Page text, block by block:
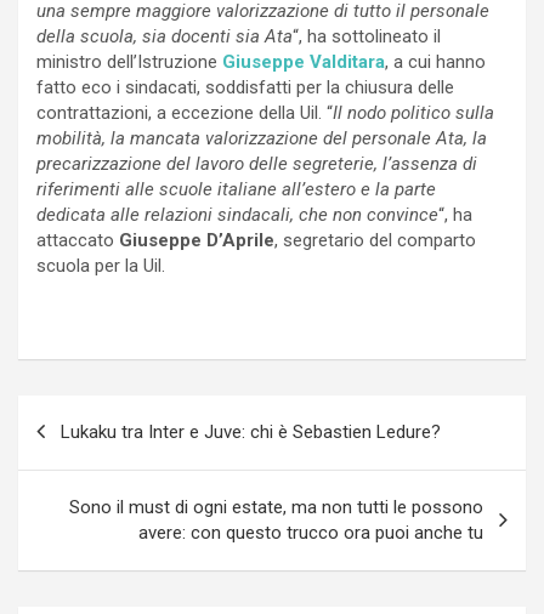
una sempre maggiore valorizzazione di tutto il personale
della scuola, sia docenti sia Ata“, ha sottolineato il
ministro dell’Istruzione Giuseppe Valditara, a cui hanno
fatto eco i sindacati, soddisfatti per la chiusura delle
contrattazioni, a eccezione della Uil. “Il nodo politico sulla
mobilità, la mancata valorizzazione del personale Ata, la
precarizzazione del lavoro delle segreterie, l’assenza di
riferimenti alle scuole italiane all’estero e la parte
dedicata alle relazioni sindacali, che non convince“, ha
attaccato Giuseppe D’Aprile, segretario del comparto
scuola per la Uil.
Lukaku tra Inter e Juve: chi è Sebastien Ledure?
Sono il must di ogni estate, ma non tutti le possono
avere: con questo trucco ora puoi anche tu